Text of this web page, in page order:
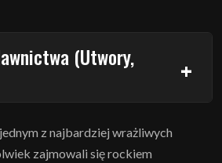
(Utwory,
z najbardziej wrażliwych
zajmowali się rockiem